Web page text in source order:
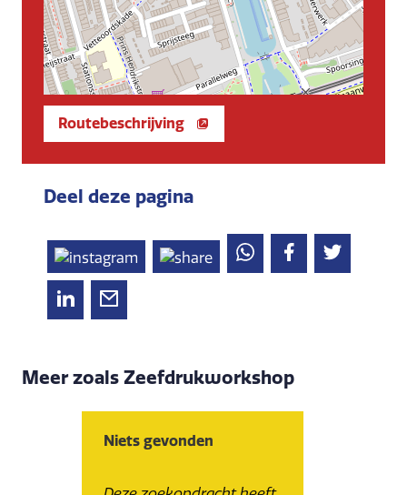
Routebeschrijving
Deel deze pagina
Meer zoals Zeefdrukworkshop
Niets gevonden